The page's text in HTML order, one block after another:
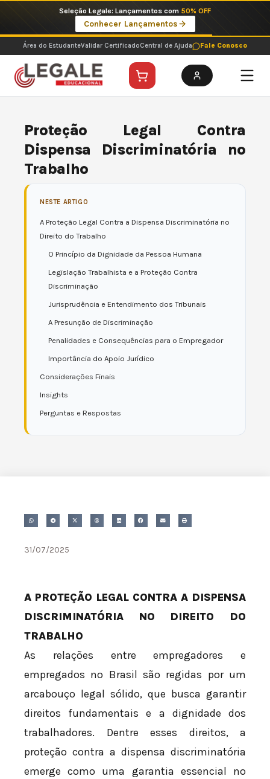
o
conteúdo
Seleção Legale: Lançamentos com 50% OFF
Conhecer Lançamentos
Área do EstudanteValidar CertificadoCentral de Ajuda Fale Conosco
Proteção Legal Contra
Dispensa Discriminatória no
Trabalho
NESTE ARTIGO
A Proteção Legal Contra a Dispensa Discriminatória no
Direito do Trabalho
O Princípio da Dignidade da Pessoa Humana
Legislação Trabalhista e a Proteção Contra
Discriminação
Jurisprudência e Entendimento dos Tribunais
A Presunção de Discriminação
Penalidades e Consequências para o Empregador
Importância do Apoio Jurídico
Considerações Finais
Insights
Perguntas e Respostas
31/07/2025
A PROTEÇÃO LEGAL CONTRA A DISPENSA
DISCRIMINATÓRIA NO DIREITO DO
TRABALHO
As relações entre empregadores e
empregados no Brasil são regidas por um
arcabouço legal sólido, que busca garantir
direitos fundamentais e a dignidade dos
trabalhadores. Dentre esses direitos, a
proteção contra a dispensa discriminatória
emerge como uma garantia essencial no